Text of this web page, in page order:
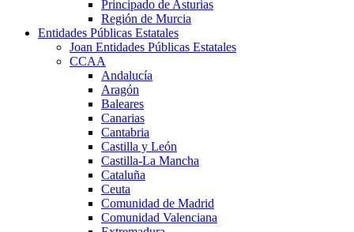
Principado de Asturias
Región de Murcia
Entidades Públicas Estatales
Joan Entidades Públicas Estatales
CCAA
Andalucía
Aragón
Baleares
Canarias
Cantabria
Castilla y León
Castilla-La Mancha
Cataluña
Ceuta
Comunidad de Madrid
Comunidad Valenciana